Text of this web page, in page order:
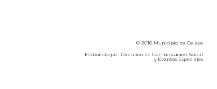
© 2016 Municipio de Celaya
Elaborado por Dirección de Comunicación Social
y Eventos Especiales